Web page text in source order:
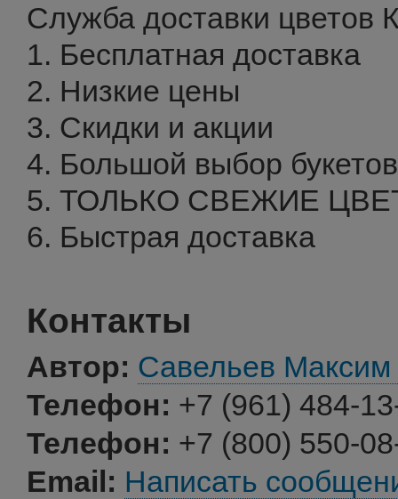
Служба доставки цветов
1. Бесплатная доставка
2. Низкие цены
3. Скидки и акции
4. Большой выбор букетов
5. ТОЛЬКО СВЕЖИЕ
6. Быстрая доставка
Контакты
Автор: Савельев Максим
Телефон: +7 (961) 484-
Телефон: +7 (800) 550-
Email: Написать